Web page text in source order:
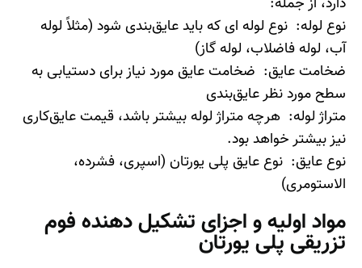
نوع لوله: نوع لوله ای که باید عایق‌بندی شود (مثلاً لوله
آب، لوله فاضلاب، لوله گاز)
ضخامت عایق: ضخامت عایق مورد نیاز برای دستیابی به
سطح مورد نظر عایق‌بندی
متراژ لوله: هرچه متراژ لوله بیشتر باشد، قیمت عایق‌کاری
نیز بیشتر خواهد بود.
نوع عایق: نوع عایق پلی یورتان (اسپری، فشرده،
الاستومری)
مواد اولیه و اجزای تشکیل دهنده فوم
تزریقی پلی یورتان